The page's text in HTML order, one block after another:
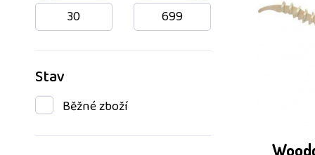
Stav
Běžné zboží